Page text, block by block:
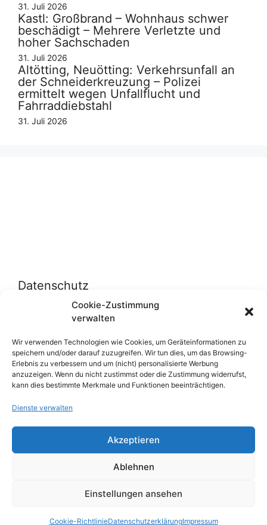
Cookie-Zustimmung
verwalten
Wir verwenden Technologien wie Cookies, um Geräteinformationen zu
speichern und/oder darauf zuzugreifen. Wir tun dies, um das Browsing-
Erlebnis zu verbessern und um (nicht) personalisierte Werbung
anzuzeigen. Wenn du nicht zustimmst oder die Zustimmung widerrufst,
kann dies bestimmte Merkmale und Funktionen beeinträchtigen.
Dienste verwalten
Akzeptieren
Ablehnen
Einstellungen ansehen
Cookie-RichtlinieDatenschutzerklärungImpressum
31. Juli 2026
Kastl: Großbrand – Wohnhaus schwer
beschädigt – Mehrere Verletzte und
hoher Sachschaden
31. Juli 2026
Altötting, Neuötting: Verkehrsunfall an
der Schneiderkreuzung – Polizei
ermittelt wegen Unfallflucht und
Fahrraddiebstahl
31. Juli 2026
Datenschutz
Datenschutzerklärung
Cookie-Richtlinie (EU)
Über uns
Impressum
Werben auf inn-sider
Einkaufen bei INN-SIDER-Partnern
© 2026 inn-sider.com• Erstellt mitGeneratePress